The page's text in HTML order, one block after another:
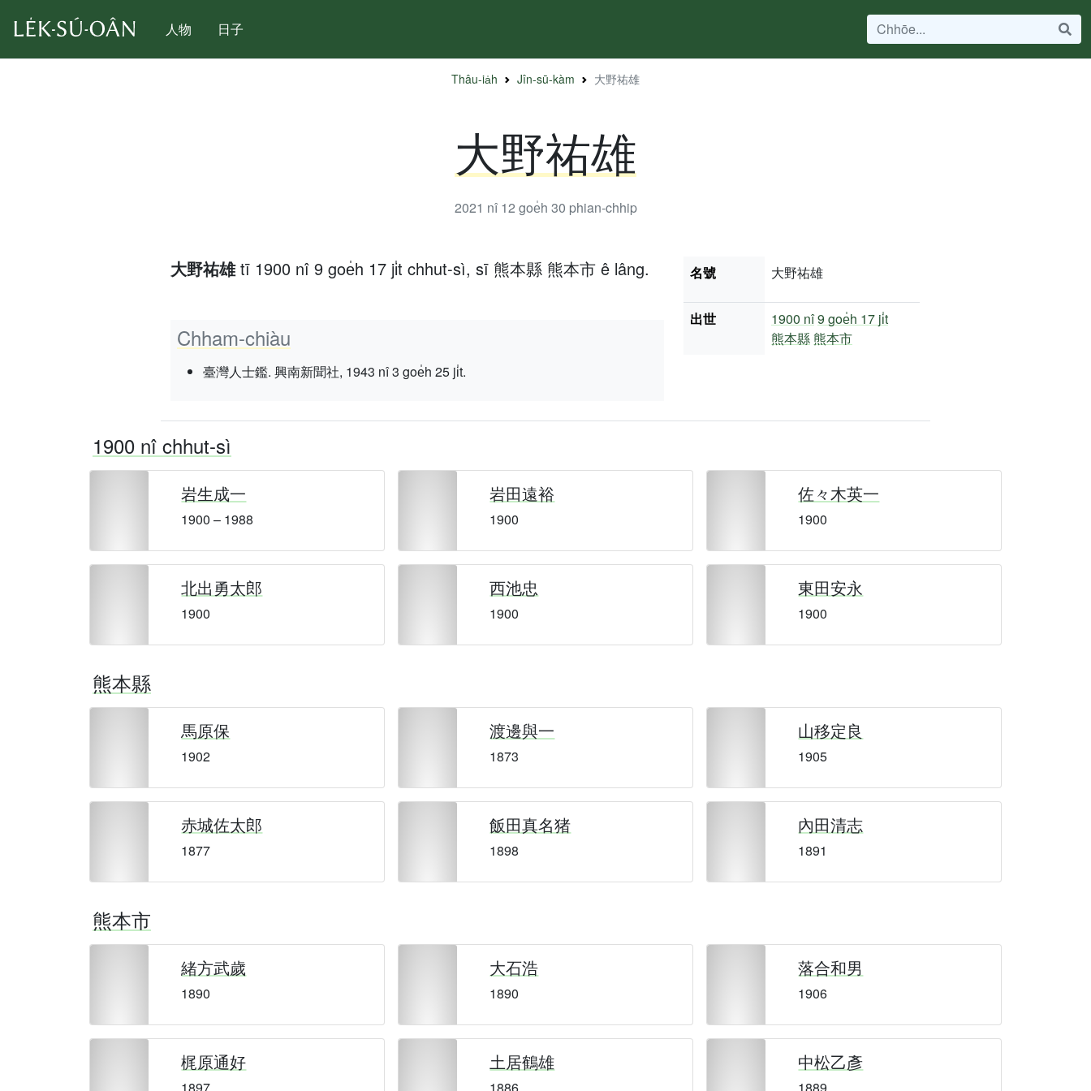
人物 日子
Thâu-ia̍h Jîn-sū-kàm 大野祐雄
大野祐雄
2021 nî 12 goe̍h 30 phian-chhip
大野祐雄tī 1900 nî 9 goe̍h 17 ji̍t chhut-sì, sī 熊本縣 熊本市 ê lâng.
Chham-chiàu
臺灣人士鑑. 興南新聞社, 1943 nî 3 goe̍h 25 ji̍t.
名號 大野祐雄
出世 1900 nî9 goe̍h 17 ji̍t
熊本縣 熊本市
1900 nî chhut-sì
岩生成一
1900 – 1988
岩田遠裕
1900
佐々木英一
1900
北出勇太郎
1900
西池忠
1900
東田安永
1900
熊本縣
馬原保
1902
渡邊與一
1873
山移定良
1905
赤城佐太郎
1877
飯田真名猪
1898
內田清志
1891
熊本市
緒方武歲
1890
大石浩
1890
落合和男
1906
梶原通好 土居鶴雄 中松乙彥